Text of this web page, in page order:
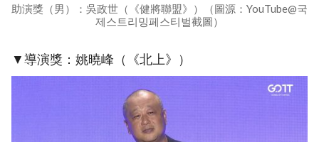
助演獎（男）：吳政世（《健將聯盟》）（圖源：YouTube@국
제스트리밍페스티벌截圖）
▼導演獎：姚曉峰（《北上》）